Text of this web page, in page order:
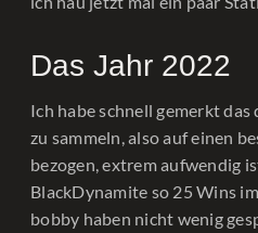
Das Jahr 2022
Ich habe schnell gemerkt das
zu sammeln, also auf einen
bezogen, extrem aufwendig
BlackDynamite so 25 Wins
bobby haben nicht wenig